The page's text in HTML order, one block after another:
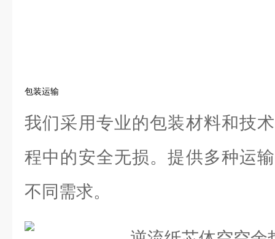
包装运输
我们采用专业的包装材料和技
程中的安全无损。提供多种运
不同需求。